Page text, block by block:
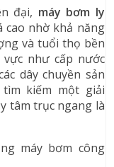
đại, máy bơm ly
nhờ khả năng
và tuổi thọ bền
như cấp nước
dây chuyền sản
kiếm một giải
tâm trục ngang là
máy bơm công